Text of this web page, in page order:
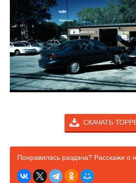
СКАЧАТЬ
Понравилась раздача? Расскажи о